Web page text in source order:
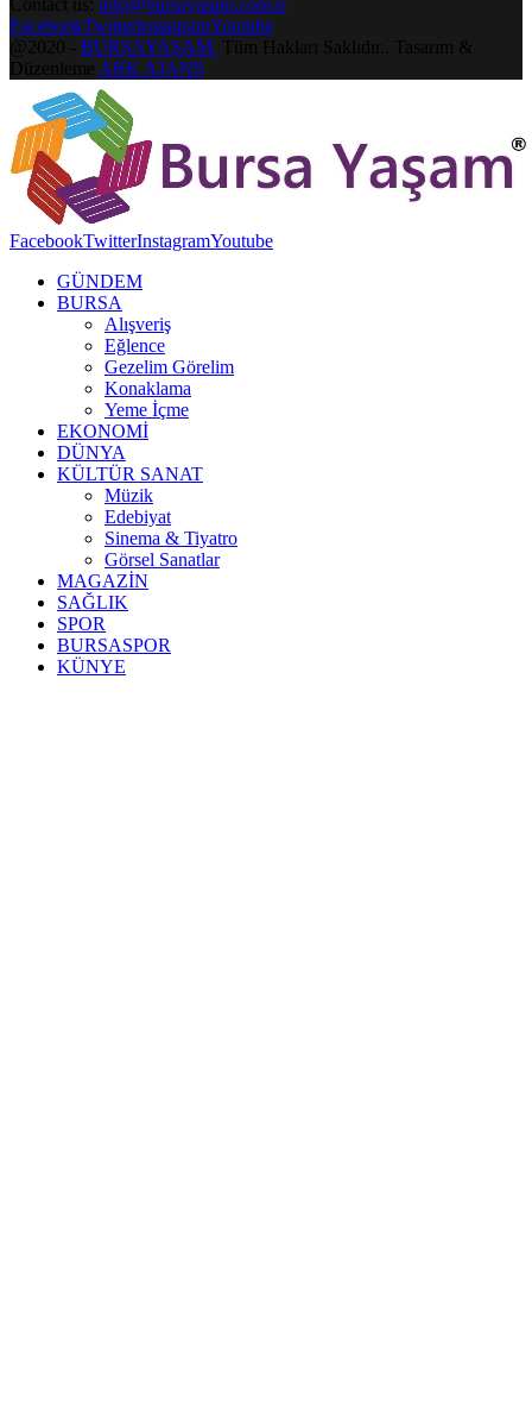
Contact us: info@bursayasam.com.tr
FacebookTwitterInstagramYoutube
@2020 - BURSAYAŞAM. Tüm Hakları Saklıdır.. Tasarım &
Düzenleme ARK AJANS
FacebookTwitterInstagramYoutube
GÜNDEM
BURSA
Alışveriş
Eğlence
Gezelim Görelim
Konaklama
Yeme İçme
EKONOMİ
DÜNYA
KÜLTÜR SANAT
Müzik
Edebiyat
Sinema & Tiyatro
Görsel Sanatlar
MAGAZİN
SAĞLIK
SPOR
BURSASPOR
KÜNYE